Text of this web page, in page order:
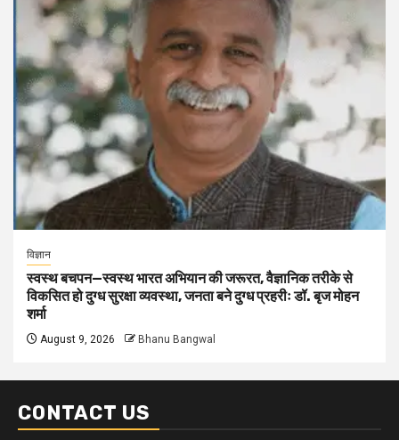
विज्ञान
स्वस्थ बचपन—स्वस्थ भारत अभियान की जरूरत, वैज्ञानिक तरीके से
विकसित हो दुग्ध सुरक्षा व्यवस्था, जनता बने दुग्ध प्रहरीः डॉ. बृज मोहन
शर्मा
August 9, 2026 Bhanu Bangwal
CONTACT US